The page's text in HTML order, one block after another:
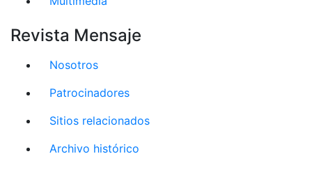
Revista Mensaje
Nosotros
Patrocinadores
Sitios relacionados
Archivo histórico